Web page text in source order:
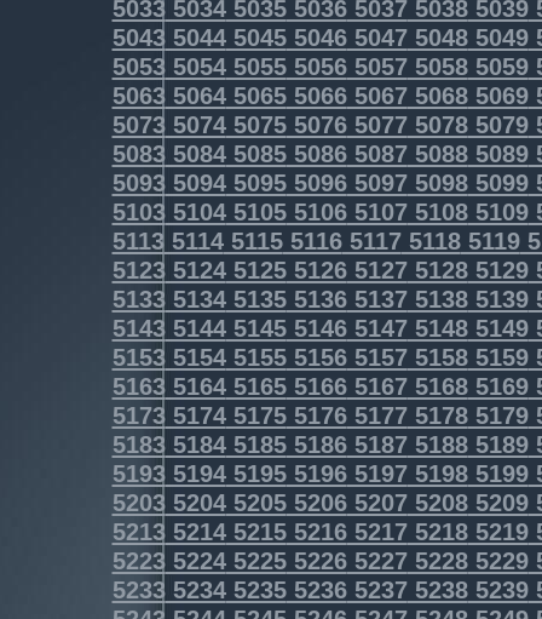
5033503450355036503750385039
5043504450455046504750485049
5053505450555056505750585059
5063506450655066506750685069
5073507450755076507750785079
5083508450855086508750885089
5093509450955096509750985099
5103510451055106510751085109
5113 511451155116511751185119
5123512451255126512751285129
5133513451355136513751385139
5143514451455146514751485149
5153515451555156515751585159
5163516451655166516751685169
5173517451755176517751785179
5183518451855186518751885189
5193519451955196519751985199
5203520452055206520752085209
5213521452155216521752185219
5223522452255226522752285229
5233523452355236523752385239